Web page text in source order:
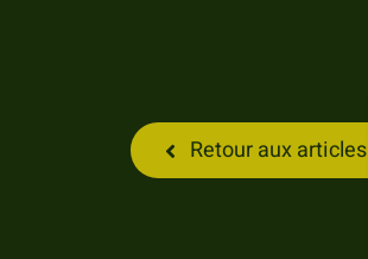
Retour aux articles